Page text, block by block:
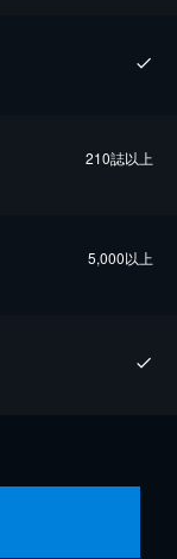
210誌以上
5,000以上